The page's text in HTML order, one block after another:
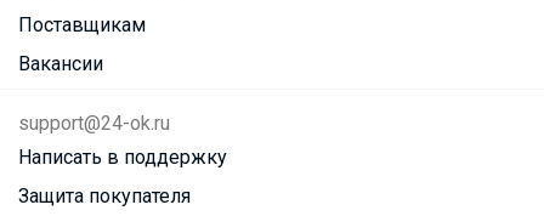
Поставщикам
Вакансии
support@24-ok.ru
Написать в поддержку
Защита покупателя